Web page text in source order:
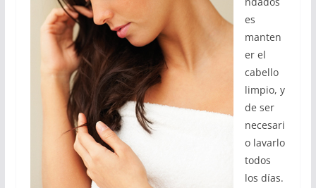
es
manten
er el
cabello
limpio, y
de ser
necesari
o lavarlo
todos
los días.